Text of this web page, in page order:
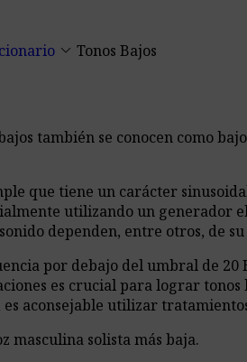
keyboard_arrow_down Tonos Bajos
también se conocen como
que tiene un carácter
utilizando un generador
dependen, entre otros, de
por debajo del umbral de
es crucial para lograr
es aconsejable utilizar
masculina solista más baja.